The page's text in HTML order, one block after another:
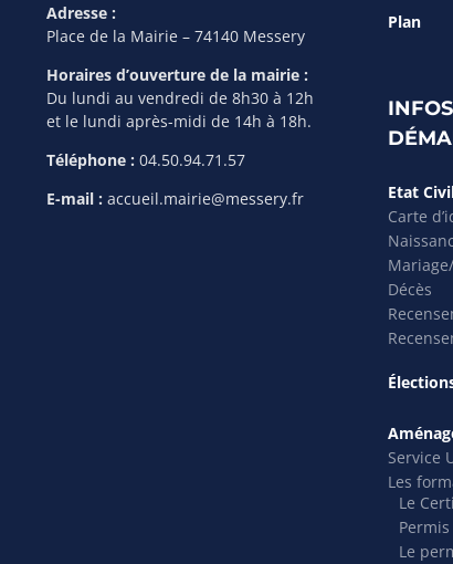
Adresse :
Place de la Mairie – 74140 Messery
Horaires d’ouverture de la mairie :
Du lundi au vendredi de 8h30 à 12h
et le lundi après-midi de 14h à 18h.
Téléphone : 04.50.94.71.57
E-mail : accueil.mairie@messery.fr
Plan
Etat
Carte
Mariage/
Décès
Service
Les
Le
Le